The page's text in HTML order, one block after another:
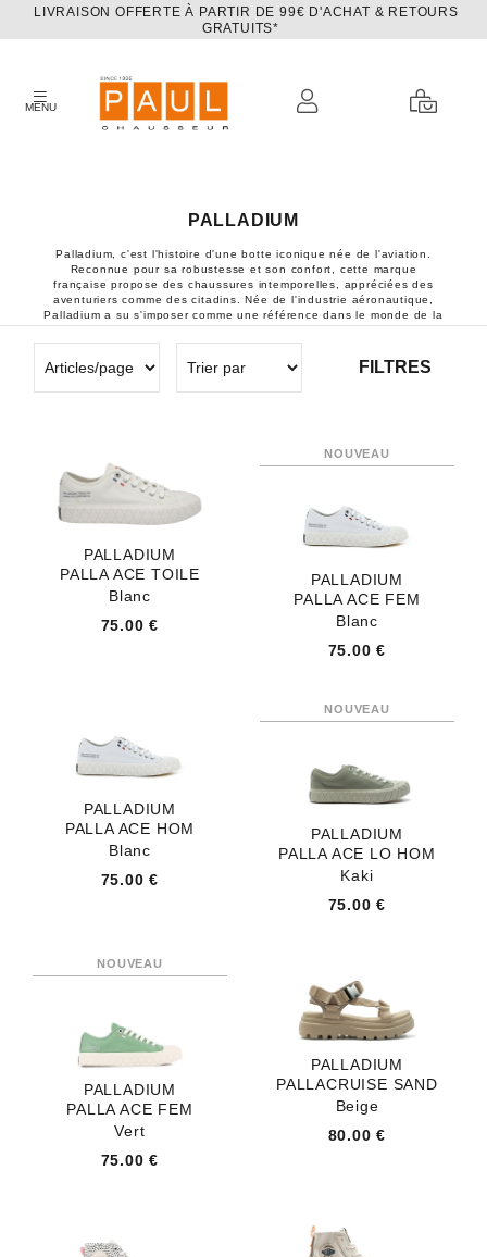
LIVRAISON OFFERTE À PARTIR DE 99€ D'ACHAT & RETOURS
GRATUITS*
MENU
PALLADIUM
Palladium, c'est l'histoire d'une botte iconique née de l'aviation.
Reconnue pour sa robustesse et son confort, cette marque
française propose des chaussures intemporelles, appréciées des
aventuriers comme des citadins. Née de l'industrie aéronautique,
Palladium a su s'imposer comme une référence dans le monde de la
devenues un incontournable du vestiaire urbain. Palladium : plus
qu'une simple chaussure, c'est un état d'esprit. Cette marque
française, célèbre pour ses bottes en caoutchouc vulcanisé, allie
tradition et modernité pour offrir un style authentique et intemporel.
FILTRES
PALLADIUM
PALLA ACE TOILE
Blanc
75.00 €
PALLADIUM
PALLA ACE FEM
Blanc
75.00 €
PALLADIUM
PALLA ACE HOM
Blanc
75.00 €
PALLADIUM
PALLA ACE LO HOM
Kaki
75.00 €
PALLADIUM
PALLA ACE FEM
Vert
75.00 €
PALLADIUM
PALLACRUISE SAND
Beige
80.00 €